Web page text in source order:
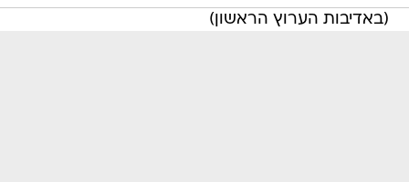
(באדיבות הערוץ הראשון)